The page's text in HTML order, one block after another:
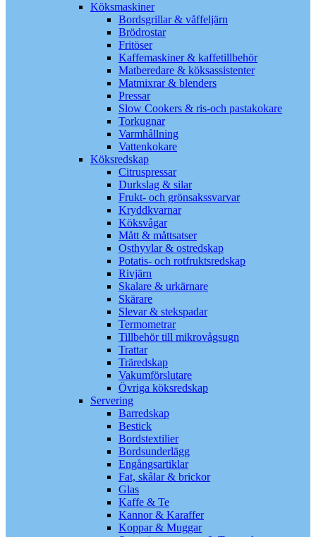
Köksmaskiner
Bordsgrillar & våffeljärn
Brödrostar
Fritöser
Kaffemaskiner & kaffetillbehör
Matberedare & köksassistenter
Matmixrar & blenders
Pressar
Slow Cookers & ris-och pastakokare
Torkugnar
Varmhållning
Vattenkokare
Köksredskap
Citruspressar
Durkslag & silar
Frukt- och grönsakssvarvar
Kryddkvarnar
Köksvågar
Mått & måttsatser
Osthyvlar & ostredskap
Potatis- och rotfruktsredskap
Rivjärn
Skalare & urkärnare
Skärare
Slevar & stekspadar
Termometrar
Tillbehör till mikrovågsugn
Trattar
Träredskap
Vakumförslutare
Övriga köksredskap
Servering
Barredskap
Bestick
Bordstextilier
Bordsunderlägg
Engångsartiklar
Fat, skålar & brickor
Glas
Kaffe & Te
Kannor & Karaffer
Koppar & Muggar